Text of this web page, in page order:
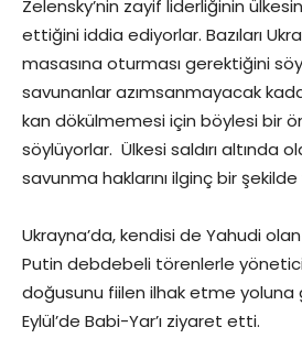
Zelensky’nin zayif liderliğinin
ettiğini iddia ediyorlar. Bazıları
masasına oturması gerektiğini
savunanlar azımsanmayacak
kan dökülmemesi için böylesi bir
söylüyorlar. Ülkesi saldırı altında
savunma haklarını ilginç bir şekilde
Ukrayna’da, kendisi de Yahudi
Putin debdebeli törenlerle yönetici
doğusunu fiilen ilhak etme yoluna
Eylül’de Babi-Yar’ı ziyaret etti.